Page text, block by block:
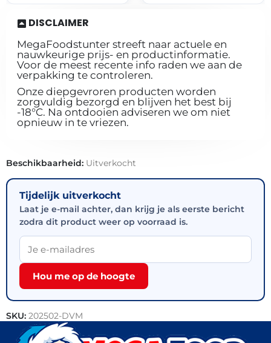
DISCLAIMER
MegaFoodstunter streeft naar actuele en
nauwkeurige prijs- en productinformatie.
Voor de meest recente info raden we aan de
verpakking te controleren.
Onze diepgevroren producten worden
zorgvuldig bezorgd en blijven het best bij
-18°C. Na ontdooien adviseren we om niet
opnieuw in te vriezen.
Beschikbaarheid: Uitverkocht
Tijdelijk uitverkocht
Laat je e-mail achter, dan krijg je als eerste bericht
zodra dit product weer op voorraad is.
Hou me op de hoogte
SKU: 202502-DVM
Categorieën:Gebak